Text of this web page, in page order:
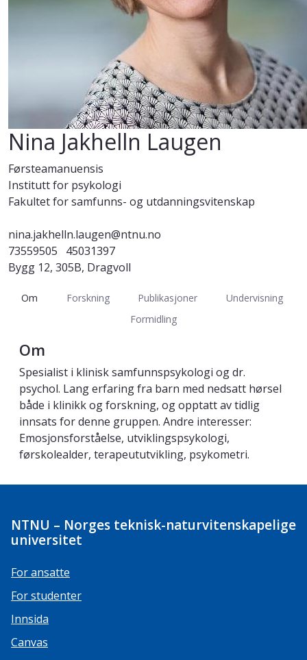
Nina Jakhelln Laugen
Førsteamanuensis
Institutt for psykologi
Fakultet for samfunns- og utdanningsvitenskap
nina.jakhelln.laugen@ntnu.no
73559505
45031397
Bygg 12, 305B, Dragvoll
Om Forskning Publikasjoner
Undervisning
Formidling
Om
Spesialist i klinisk samfunnspsykologi og dr.
psychol. Lang erfaring fra barn med nedsatt hørsel
både i klinikk og forskning, og opptatt av tidlig
innsats for denne gruppen. Andre interesser:
Emosjonsforståelse, utviklingspsykologi,
førskolealder, terapeututvikling, psykometri.
NTNU – Norges teknisk-naturvitenskapelige
universitet
For ansatte
For studenter
Innsida
Canvas